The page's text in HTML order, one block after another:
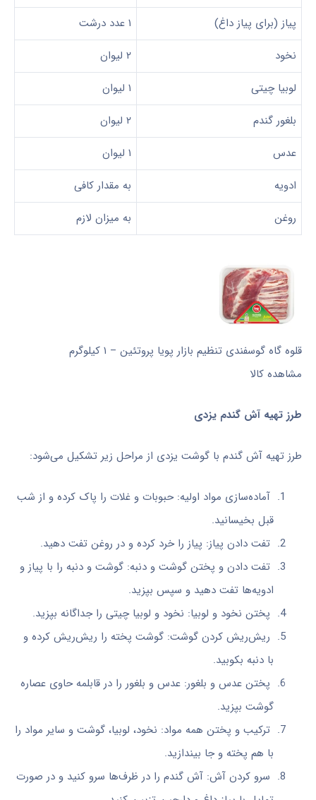
پیاز (برای پیاز داغ)
۱ عدد درشت
نخود
۲ لیوان
لوبیا چیتی
۱ لیوان
بلغور گندم
۲ لیوان
عدس
۱ لیوان
ادویه
به مقدار کافی
روغن
به میزان لازم
قلوه گاه گوسفندی تنظیم بازار پویا پروتئین – ۱ کیلوگرم
مشاهده کالا
طرز تهیه آش گندم یزدی
طرز تهیه آش گندم با گوشت یزدی از مراحل زیر تشکیل می‌شود:
آماده‌سازی مواد اولیه: حبوبات و غلات را پاک کرده و از شب
قبل بخیسانید.
تفت دادن پیاز: پیاز را خرد کرده و در روغن تفت دهید.
تفت دادن و پختن گوشت و دنبه: گوشت و دنبه را با پیاز و
ادویه‌ها تفت دهید و سپس بپزید.
پختن نخود و لوبیا: نخود و لوبیا چیتی را جداگانه بپزید.
ریش‌ریش کردن گوشت: گوشت پخته را ریش‌ریش کرده و
با دنبه بکوبید.
پختن عدس و بلغور: عدس و بلغور را در قابلمه حاوی عصاره
گوشت بپزید.
ترکیب و پختن همه مواد: نخود، لوبیا، گوشت و سایر مواد را
با هم پخته و جا بیندازید.
سرو کردن آش: آش گندم را در ظرف‌ها سرو کنید و در صورت